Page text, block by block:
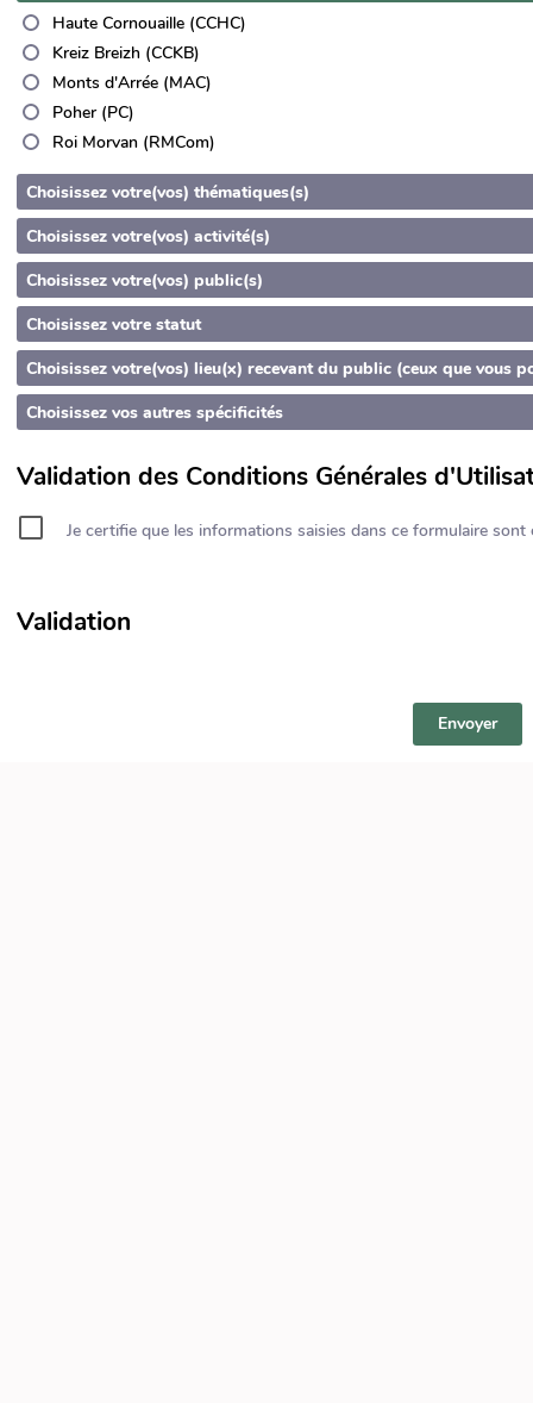
Haute Cornouaille (CCHC)
Kreiz Breizh (CCKB)
Monts d'Arrée (MAC)
Poher (PC)
Roi Morvan (RMCom)
Choisissez votre(vos) thématiques(s)
Choisissez votre(vos) activité(s)
Choisissez votre(vos) public(s)
Choisissez votre statut
Choisissez votre(vos) lieu(x) recevant du public (ceux que vous
Choisissez vos autres spécificités
Validation des Conditions Générales
Je certifie que les informations saisies dans ce formulaire
Validation
Envoyer